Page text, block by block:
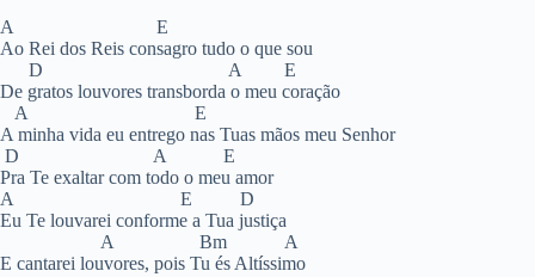
A E
Ao Rei dos Reis consagro tudo o que sou
D A E
De gratos louvores transborda o meu coração
A E
A minha vida eu entrego nas Tuas mãos meu Senhor
D A E
Pra Te exaltar com todo o meu amor
A E D
Eu Te louvarei conforme a Tua justiça
A Bm A
E cantarei louvores, pois Tu és Altíssimo